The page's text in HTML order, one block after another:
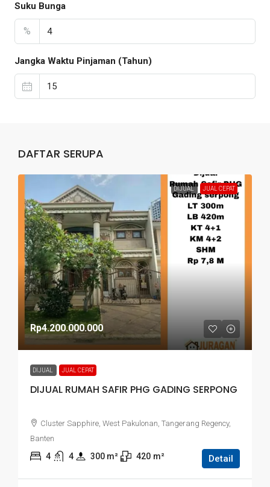
Suku Bunga
%
Jangka Waktu Pinjaman (Tahun)
DAFTAR SERUPA
DIJUAL JUAL CEPAT
Rp4.200.000.000
DIJUAL JUAL CEPAT
DIJUAL RUMAH SAFIR PHG GADING SERPONG
Cluster Sapphire, West Pakulonan, Tangerang Regency,
Banten
4 4 300 m² 420 m² Detail